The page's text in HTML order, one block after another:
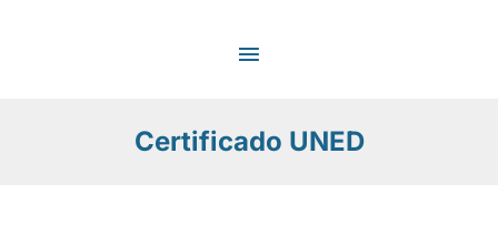
Certificado UNED